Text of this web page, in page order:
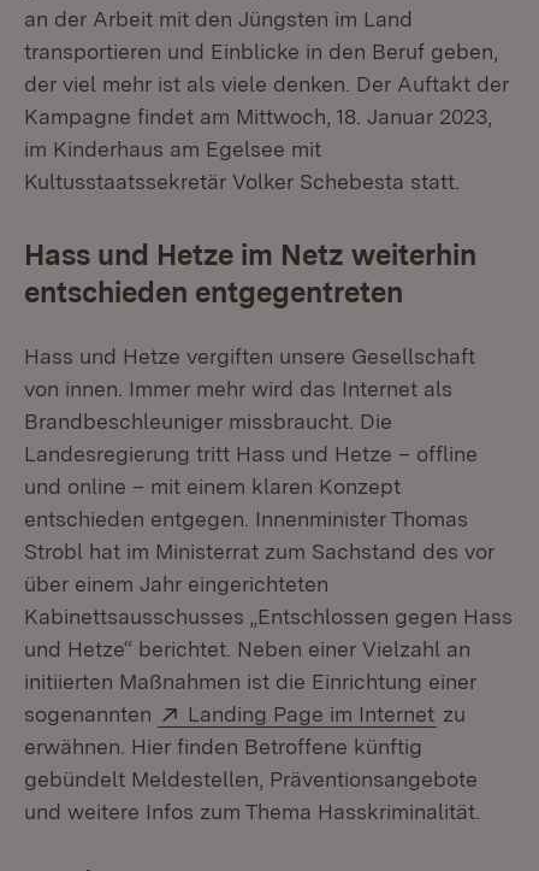
an der Arbeit mit den Jüngsten im Land
transportieren und Einblicke in den Beruf geben,
der viel mehr ist als viele denken. Der Auftakt der
Kampagne findet am Mittwoch, 18. Januar 2023,
im Kinderhaus am Egelsee mit
Kultusstaatssekretär Volker Schebesta statt.
Hass und Hetze im Netz weiterhin
entschieden entgegentreten
Hass und Hetze vergiften unsere Gesellschaft
von innen. Immer mehr wird das Internet als
Brandbeschleuniger missbraucht. Die
Landesregierung tritt Hass und Hetze – offline
und online – mit einem klaren Konzept
entschieden entgegen. Innenminister Thomas
Strobl hat im Ministerrat zum Sachstand des vor
über einem Jahr eingerichteten
Kabinettsausschusses „Entschlossen gegen Hass
und Hetze“ berichtet. Neben einer Vielzahl an
initiierten Maßnahmen ist die Einrichtung einer
sogenannten
Extern:
Landing Page im Internet (Öffnet in
zu
erwähnen. Hier finden Betroffene künftig
gebündelt Meldestellen, Präventionsangebote
und weitere Infos zum Thema Hasskriminalität.